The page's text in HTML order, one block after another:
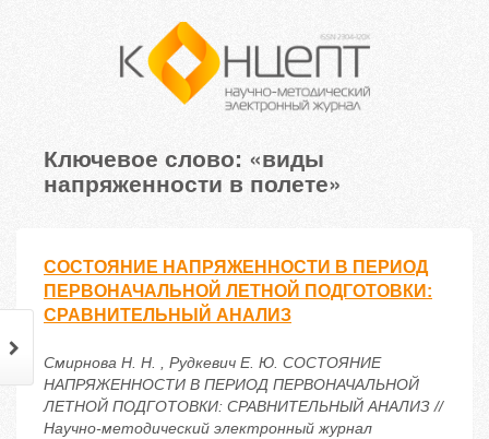
Ключевое слово: «виды
напряженности в полете»
СОСТОЯНИЕ НАПРЯЖЕННОСТИ В ПЕРИОД
ПЕРВОНАЧАЛЬНОЙ ЛЕТНОЙ ПОДГОТОВКИ:
СРАВНИТЕЛЬНЫЙ АНАЛИЗ
Смирнова Н. Н. , Рудкевич Е. Ю. СОСТОЯНИЕ
НАПРЯЖЕННОСТИ В ПЕРИОД ПЕРВОНАЧАЛЬНОЙ
ЛЕТНОЙ ПОДГОТОВКИ: СРАВНИТЕЛЬНЫЙ АНАЛИЗ //
Научно-методический электронный журнал